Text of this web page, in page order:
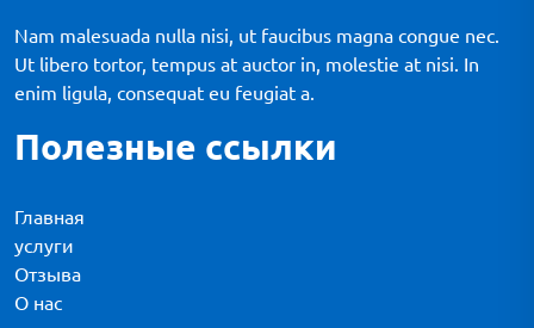
Nam malesuada nulla nisi, ut faucibus magna congue nec.
Ut libero tortor, tempus at auctor in, molestie at nisi. In
enim ligula, consequat eu feugiat a.
Полезные ссылки
Главная
услуги
Отзыва
О нас